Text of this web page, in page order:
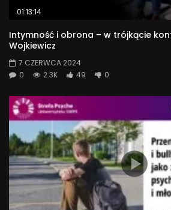
01:13:14
Intymność i obrona – w trójkącie
Wojkiewicz
7 CZERWCA 2024
0
2.3K 49 0